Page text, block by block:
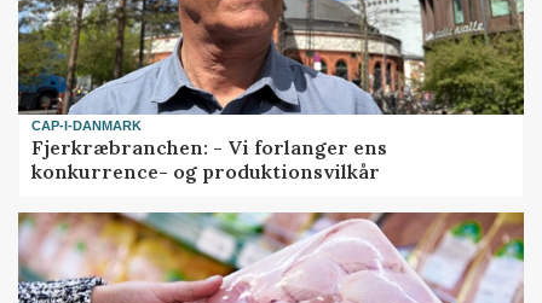
CAP-I-DANMARK
Fjerkræbranchen: - Vi forlanger ens
konkurrence- og produktionsvilkår